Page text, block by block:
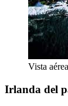
Vista
Irlanda del